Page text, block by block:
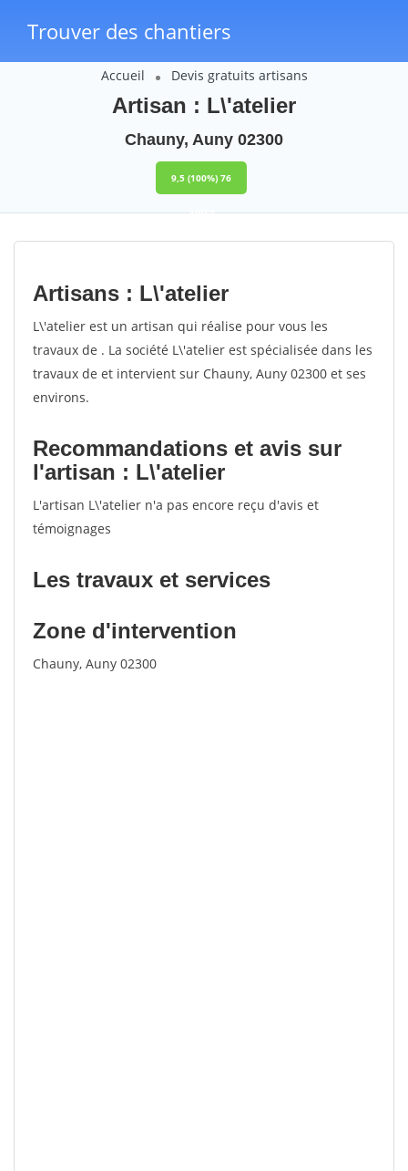
Trouver des chantiers
Accueil Devis gratuits artisans
Artisan : L\'atelier
Chauny, Auny 02300
9,5 (100%) 76
votes
Artisans : L\'atelier
L\'atelier est un artisan qui réalise pour vous les
travaux de . La société L\'atelier est spécialisée dans les
travaux de et intervient sur Chauny, Auny 02300 et ses
environs.
Recommandations et avis sur
l'artisan : L\'atelier
L'artisan L\'atelier n'a pas encore reçu d'avis et
témoignages
Les travaux et services
Zone d'intervention
Chauny, Auny 02300